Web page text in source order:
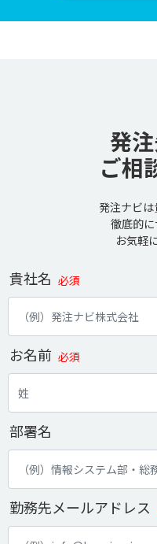
発
ご相
発注ナビ
徹底的に
お気軽
貴社名 必須
お名前 必須
部署名
勤務先メールアドレス